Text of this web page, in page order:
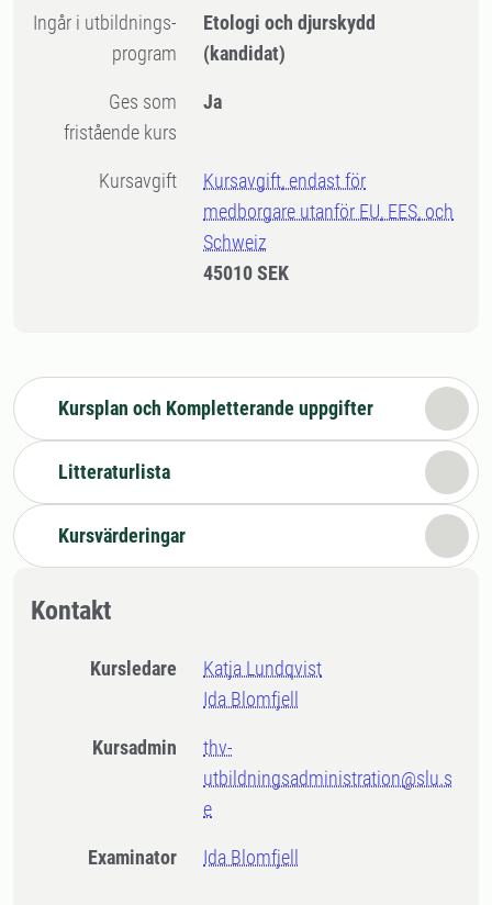
Ingår i utbildnings-
program
Etologi och djurskydd
(kandidat)
Ges som
fristående kurs
Ja
Kursavgift
Kursavgift, endast för
medborgare utanför EU, EES, och
Schweiz
45010 SEK
Kursplan och Kompletterande uppgifter
Litteraturlista
Kursvärderingar
Kontakt
Kursledare
Katja Lundqvist
Ida Blomfjell
Kursadmin
thv-
utbildningsadministration@slu.s
e
Examinator Ida Blomfjell